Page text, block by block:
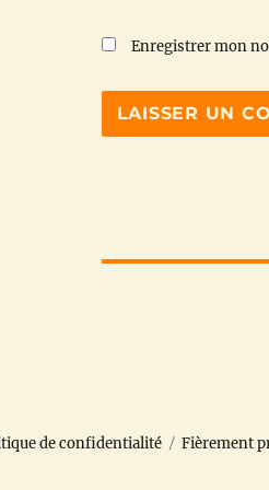
Enregistrer mon
de confidentialité Fièrement